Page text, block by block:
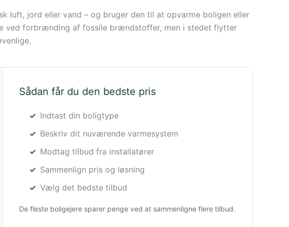
luft, jord eller vand – og bruger den til at opvarme boligen eller
ved forbrænding af fossile brændstoffer, men i stedet flytter
Sådan får du den bedste pris
Indtast din boligtype
Beskriv dit nuværende varmesystem
Modtag tilbud fra installatører
Sammenlign pris og løsning
Vælg det bedste tilbud
De fleste boligejere sparer penge ved at sammenligne flere tilbud.